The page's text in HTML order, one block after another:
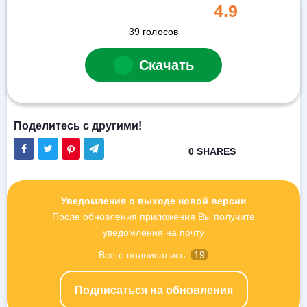
4.9
39 голосов
Скачать
Уведомления о выходе новой версии
После обновления приложения Вы получите
уведомления на почту
Подписаться на обновления
Всего подписались: 19